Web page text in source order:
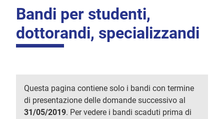
Bandi per studenti,
dottorandi, specializzandi
Questa pagina contiene solo i bandi con termine
di presentazione delle domande successivo al
31/05/2019. Per vedere i bandi scaduti prima di